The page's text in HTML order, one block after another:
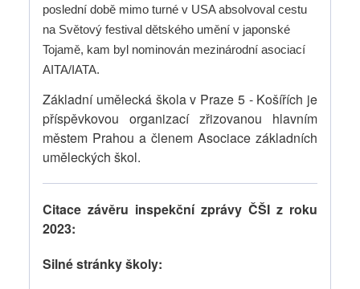
poslední době mimo turné v USA absolvoval cestu
na Světový festival dětského umění v japonské
Tojamě, kam byl nominován mezinárodní asociací
AITA/IATA.
Základní umělecká škola v Praze 5 - Košířích je
příspěvkovou organizací zřizovanou hlavním
městem Prahou a členem Asociace základních
uměleckých škol.
Citace závěru inspekční zprávy ČŠI z roku
2023:
Silné stránky školy: